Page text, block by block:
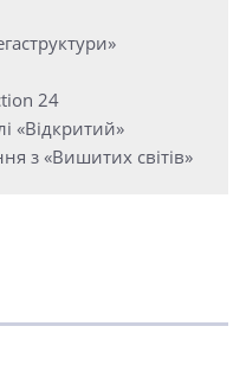
24
«Відкритий»
з «Вишитих світів»